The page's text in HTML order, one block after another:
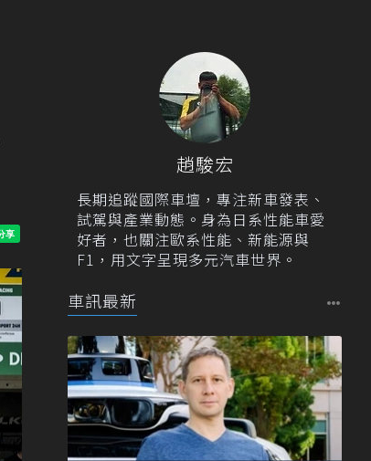
趙駿宏
長期追蹤國際車壇，專注新車發表、
試駕與產業動態。身為日系性能車愛
好者，也關注歐系性能、新能源與
F1，用文字呈現多元汽車世界。
車訊最新